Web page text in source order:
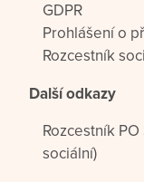
GDPR
Prohlášení o
Rozcestník
Další odkazy
Rozcestník
sociální)